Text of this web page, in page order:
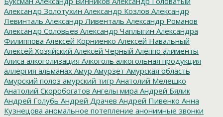
Александр Золотухин Александр Козлов Александр
Левинталь Александр Ливенталь Александр Романов
Александр Соловьев Александр Чаплыгин Александра
Филиппова Алексей Корниенко Алексей Навальный
Алексей Хозяйский Алексей Черный Алеппо алименты
Алиса алкоголизация Алкоголь алкогольная продукция
аллергия альманах Амур Амурзет Амурская область
Амурский полоз амурский тигр Анатолий Мелешко
Анатолий Скоробогатов Ангелы мира Андрей Бялик
Андрей Голубь Андрей Драчев Андрей Пивенко Анна
Кузнецова аномальное потепление анонимные звонки